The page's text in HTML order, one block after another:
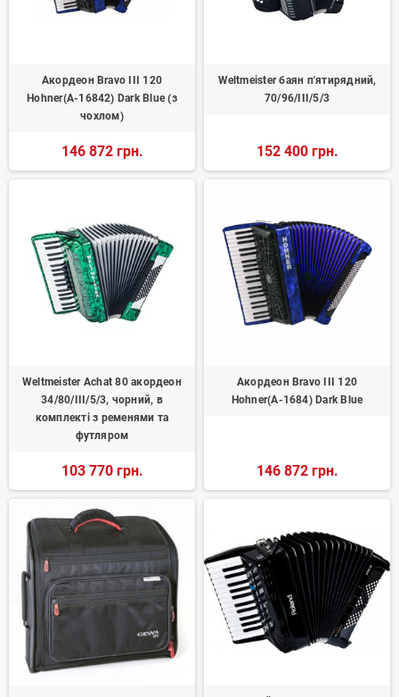
Акордеон Bravo III 120
Hohner(А-16842) Dark Blue (з
чохлом)
146 872 грн.
Weltmeister баян п'ятирядний,
70/96/III/5/3
152 400 грн.
Weltmeister Achat 80 акордеон
34/80/III/5/3, чорний, в
комплекті з ременями та
футляром
103 770 грн.
Акордеон Bravo III 120
Hohner(А-1684) Dark Blue
146 872 грн.